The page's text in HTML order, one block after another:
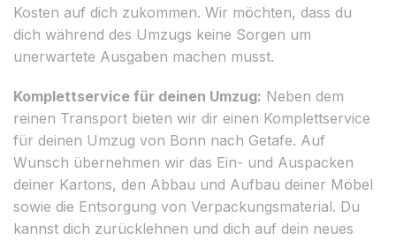
Kosten auf dich zukommen. Wir möchten, dass du
dich während des Umzugs keine Sorgen um
unerwartete Ausgaben machen musst.
Komplettservice für deinen Umzug: Neben dem
reinen Transport bieten wir dir einen Komplettservice
für deinen Umzug von Bonn nach Getafe. Auf
Wunsch übernehmen wir das Ein- und Auspacken
deiner Kartons, den Abbau und Aufbau deiner Möbel
sowie die Entsorgung von Verpackungsmaterial. Du
kannst dich zurücklehnen und dich auf dein neues